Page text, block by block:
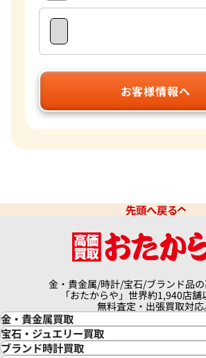
お客様情報へ
先頭へ戻る
金・貴金属/時計/宝石/ブランド品
「おたからや」世界約1,940店舗
無料査定・出張買取対応
金・貴金属買取
金買取
金の相場価格情報
宝石・ジュエリー買取
宝石・ジュエリー買取
ブランド時計買取